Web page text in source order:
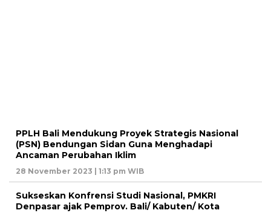
PPLH Bali Mendukung Proyek Strategis Nasional
(PSN) Bendungan Sidan Guna Menghadapi
Ancaman Perubahan Iklim
28 November 2023 | 1:13 pm WIB
Sukseskan Konfrensi Studi Nasional, PMKRI
Denpasar ajak Pemprov. Bali/ Kabuten/ Kota